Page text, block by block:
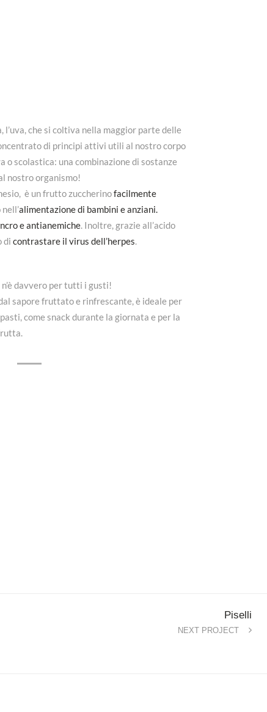
che si coltiva nella maggior parte delle
di principi attivi utili al nostro corpo
scolastica: una combinazione di sostanze
nostro organismo!
è un frutto zuccherinofacilmente
alimentazione di bambini e anziani.
e antianemiche. Inoltre, grazie all’acido
di contrastare il virus dell’herpes.
davvero per tutti i gusti!
sapore fruttato e rinfrescante, è ideale per
come snack durante la giornata e per la
Piselli
NEXT PROJECT